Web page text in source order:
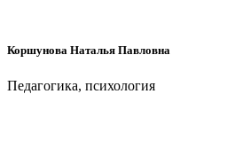
Коршунова Наталья Павловна
Педагогика, психология